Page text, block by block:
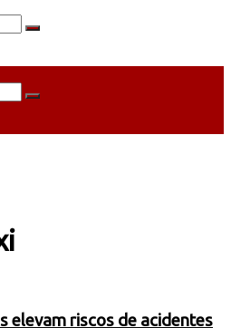
elevam riscos de acidentes